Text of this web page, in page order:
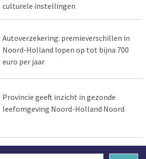
culturele instellingen
Autoverzekering: premieverschillen in
Noord-Holland lopen op tot bijna 700
euro per jaar
Provincie geeft inzicht in gezonde
leefomgeving Noord-Holland Noord